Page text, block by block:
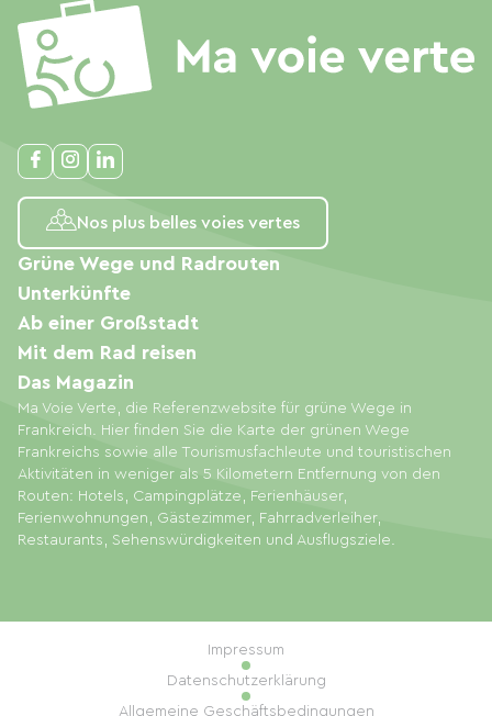
erstellen Ihnen gerne ein individuelles
Preisangebot. Rufen Sie uns einfach an. In der
Sommersaison von Mai bis September werden
die Unterkünfte hauptsächlich wochenweise
Die Kurtaxe ist im Preis inbegriffen, basierend auf
2 Personen für einen Aufenthalt von 7 Nächten.
Nos plus belles voies vertes
Ma Voie Verte, die Referenzwebsite für grüne Wege in
Frankreich. Hier finden Sie die Karte der grünen Wege
Frankreichs sowie alle Tourismusfachleute und touristischen
Aktivitäten in weniger als 5 Kilometern Entfernung von den
Routen: Hotels, Campingplätze, Ferienhäuser,
Ferienwohnungen, Gästezimmer, Fahrradverleiher,
Restaurants, Sehenswürdigkeiten und Ausflugsziele.
Grüne Wege und Radrouten
Unterkünfte
Ab einer Großstadt
Mit dem Rad reisen
Das Magazin
Impressum
Datenschutzerklärung
Allgemeine Geschäftsbedingungen